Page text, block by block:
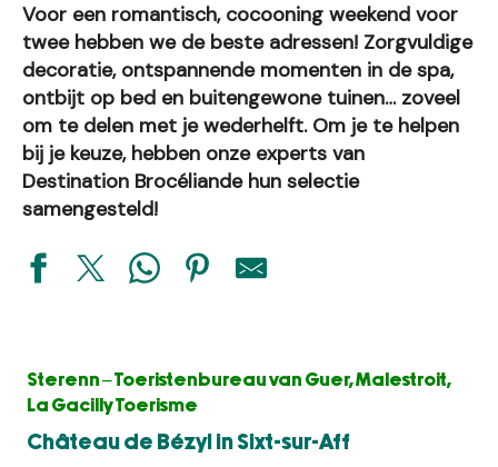
Voor een romantisch, cocooning weekend voor
twee hebben we de beste adressen! Zorgvuldige
decoratie, ontspannende momenten in de spa,
ontbijt op bed en buitengewone tuinen… zoveel
om te delen met je wederhelft. Om je te helpen
bij je keuze, hebben onze experts van
Destination Brocéliande hun selectie
samengesteld!
Sterenn – Toeristenbureau van Guer, Malestroit,
La Gacilly Toerisme
Château de Bézyl in Sixt-sur-Aff